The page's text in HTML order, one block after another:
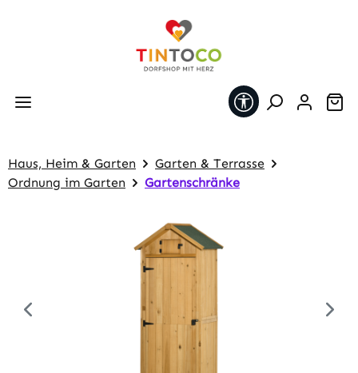
Werkzeugleiste
Haus, Heim & Garten
Garten & Terrasse
Ordnung im Garten
Gartenschränke
Bildergalerie überspringen